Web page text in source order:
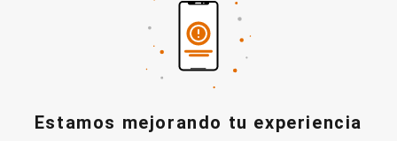
Estamos mejorando tu experiencia